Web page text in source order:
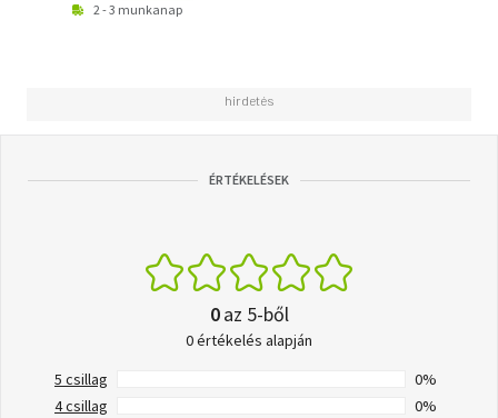
2 - 3 munkanap
ÉRTÉKELÉSEK
0az 5-ből
0 értékelés alapján
5 csillag
0%
4 csillag
0%